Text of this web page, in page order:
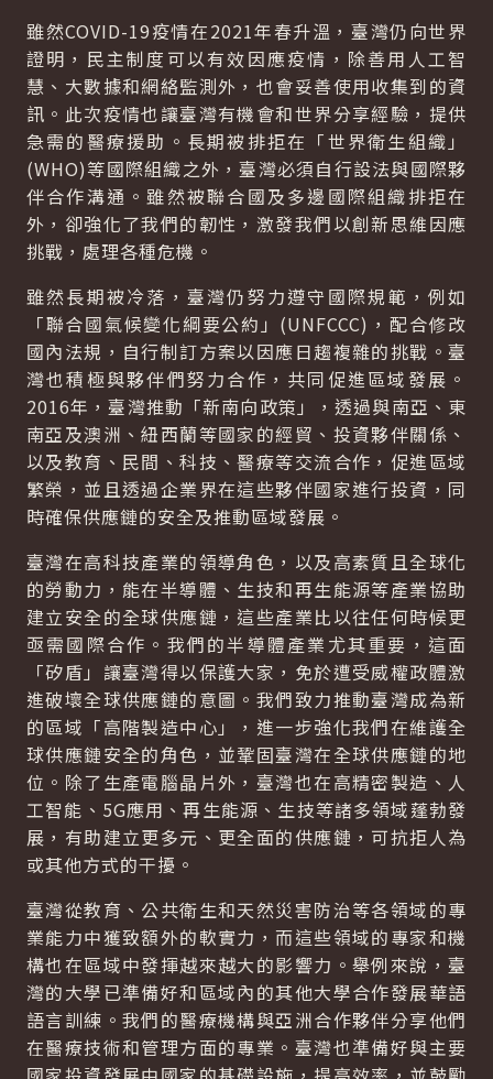
雖然COVID-19疫情在2021年春升溫，臺灣仍向世界
證明，民主制度可以有效因應疫情，除善用人工智
慧、大數據和網絡監測外，也會妥善使用收集到的資
訊。此次疫情也讓臺灣有機會和世界分享經驗，提供
急需的醫療援助。長期被排拒在「世界衛生組織」
(WHO)等國際組織之外，臺灣必須自行設法與國際夥
伴合作溝通。雖然被聯合國及多邊國際組織排拒在
外，卻強化了我們的韌性，激發我們以創新思維因應
挑戰，處理各種危機。
雖然長期被冷落，臺灣仍努力遵守國際規範，例如
「聯合國氣候變化綱要公約」(UNFCCC)，配合修改
國內法規，自行制訂方案以因應日趨複雜的挑戰。臺
灣也積極與夥伴們努力合作，共同促進區域發展。
2016年，臺灣推動「新南向政策」，透過與南亞、東
南亞及澳洲、紐西蘭等國家的經貿、投資夥伴關係、
以及教育、民間、科技、醫療等交流合作，促進區域
繁榮，並且透過企業界在這些夥伴國家進行投資，同
時確保供應鏈的安全及推動區域發展。
臺灣在高科技產業的領導角色，以及高素質且全球化
的勞動力，能在半導體、生技和再生能源等產業協助
建立安全的全球供應鏈，這些產業比以往任何時候更
亟需國際合作。我們的半導體產業尤其重要，這面
「矽盾」讓臺灣得以保護大家，免於遭受威權政體激
進破壞全球供應鏈的意圖。我們致力推動臺灣成為新
的區域「高階製造中心」，進一步強化我們在維護全
球供應鏈安全的角色，並鞏固臺灣在全球供應鏈的地
位。除了生產電腦晶片外，臺灣也在高精密製造、人
工智能、5G應用、再生能源、生技等諸多領域蓬勃發
展，有助建立更多元、更全面的供應鏈，可抗拒人為
或其他方式的干擾。
臺灣從教育、公共衛生和天然災害防治等各領域的專
業能力中獲致額外的軟實力，而這些領域的專家和機
構也在區域中發揮越來越大的影響力。舉例來說，臺
灣的大學已準備好和區域內的其他大學合作發展華語
語言訓練。我們的醫療機構與亞洲合作夥伴分享他們
在醫療技術和管理方面的專業。臺灣也準備好與主要